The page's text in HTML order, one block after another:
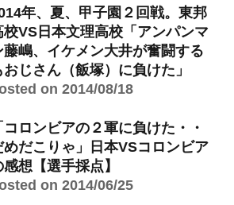
年、夏、甲子園２回戦。東邦
校VS日本文理高校「アンパンマ
藤嶋、イケメン大井が奮闘する
おじさん（飯塚）に負けた」
on 2014/08/18
コロンビアの２軍に負けた・・
めだこりゃ」日本VSコロンビア
感想【選手採点】
on 2014/06/25